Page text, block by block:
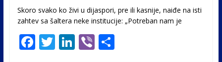
Skoro svako ko živi u dijaspori, pre ili kasnije, naiđe na isti
zahtev sa šaltera neke institucije: „Potreban nam je
F T Li Vi S